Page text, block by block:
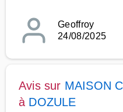
Geoffroy
24/08/2025
Avis sur MAISON
à DOZULE